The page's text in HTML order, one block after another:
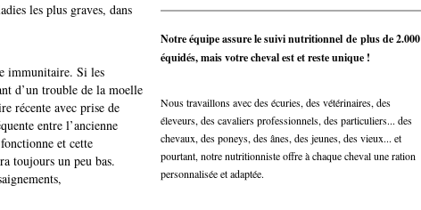
les plus graves, dans
immunitaire. Si les
d’un trouble de la moelle
récente avec prise de
entre l’ancienne
et cette
toujours un peu bas.
Notre équipe assure le suivi nutritionnel de plus de 2.000
équidés, mais votre cheval est et reste unique !
Nous travaillons avec des écuries, des vétérinaires, des
éleveurs, des cavaliers professionnels, des particuliers... des
chevaux, des poneys, des ânes, des jeunes, des vieux... et
pourtant, notre nutritionniste offre à chaque cheval une ration
personnalisée et adaptée.